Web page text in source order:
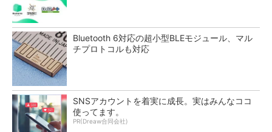
Bluetooth 6対応の超小型BLEモジュール、マル
チプロトコルも対応
SNSアカウントを着実に成長。実はみんなココ
使ってます。
PR(Dreaw合同会社)